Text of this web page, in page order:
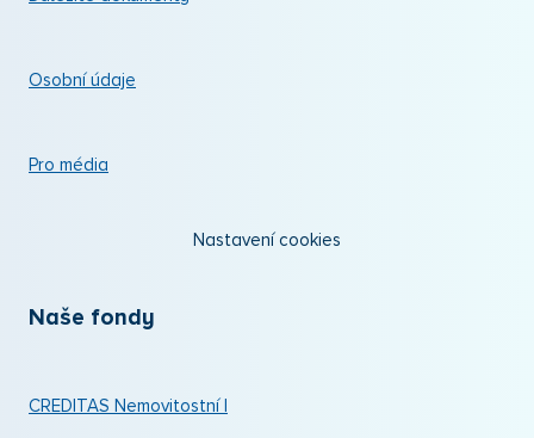
Osobní údaje
Pro média
Nastavení cookies
Naše fondy
CREDITAS Nemovitostní I